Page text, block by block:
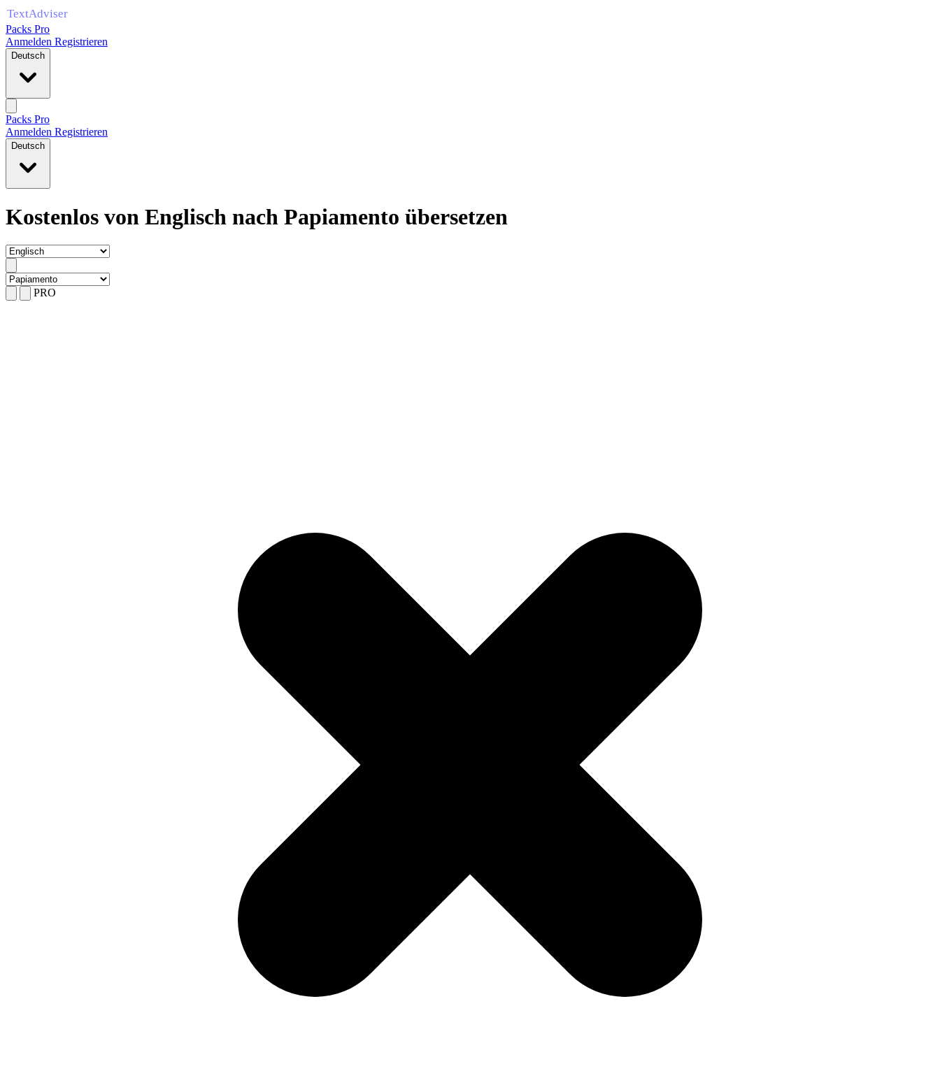
Packs Pro
Anmelden Registrieren
Deutsch
Packs Pro
Anmelden Registrieren
Deutsch
Kostenlos von Englisch nach Papiamento übersetzen
PRO